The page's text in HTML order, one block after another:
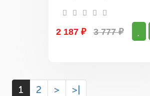
2 187 ₽ 3 777 ₽
1 2 > >|